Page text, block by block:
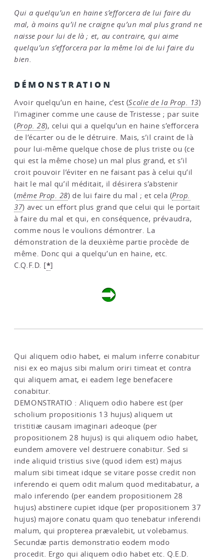
Qui a quelqu’un en haine s’efforcera de lui faire du
mal, à moins qu’il ne craigne qu’un mal plus grand ne
naisse pour lui de là ; et, au contraire, qui aime
quelqu’un s’efforcera par la même loi de lui faire du
bien.
DÉMONSTRATION
Avoir quelqu’un en haine, c’est (Scolie de la Prop. 13)
l’imaginer comme une cause de Tristesse ; par suite
(Prop. 28), celui qui a quelqu’un en haine s’efforcera
de l’écarter ou de le détruire. Mais, s’il craint de là
pour lui-même quelque chose de plus triste ou (ce
qui est la même chose) un mal plus grand, et s’il
croit pouvoir l’éviter en ne faisant pas à celui qu’il
hait le mal qu’il méditait, il désirera s’abstenir
(même Prop. 28) de lui faire du mal ; et cela (Prop.
37) avec un effort plus grand que celui qui le portait
à faire du mal et qui, en conséquence, prévaudra,
comme nous le voulions démontrer. La
démonstration de la deuxième partie procède de
même. Donc qui a quelqu’un en haine, etc.
C.Q.F.D. [*]
Qui aliquem odio habet, ei malum inferre conabitur
nisi ex eo majus sibi malum oriri timeat et contra
qui aliquem amat, ei eadem lege benefacere
conabitur.
DEMONSTRATIO : Aliquem odio habere est (per
scholium propositionis 13 hujus) aliquem ut
tristitiæ causam imaginari adeoque (per
propositionem 28 hujus) is qui aliquem odio habet,
eundem amovere vel destruere conabitur. Sed si
inde aliquid tristius sive (quod idem est) majus
malum sibi timeat idque se vitare posse credit non
inferendo ei quem odit malum quod meditabatur, a
malo inferendo (per eandem propositionem 28
hujus) abstinere cupiet idque (per propositionem 37
hujus) majore conatu quam quo tenebatur inferendi
malum, qui propterea prævalebit, ut volebamus.
Secundæ partis demonstratio eodem modo
procedit. Ergo qui aliquem odio habet etc. Q.E.D.